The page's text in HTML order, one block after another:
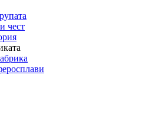
чест